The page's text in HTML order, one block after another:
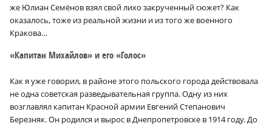
же Юлиан Семёнов взял свой лихо закрученный сюжет? Как
оказалось, тоже из реальной жизни и из того же военного
Кракова…
«Капитан Михайлов» и его «Голос»
Как я уже говорил, в районе этого польского города действовала
не одна советская разведывательная группа. Одну из них
возглавлял капитан Красной армии Евгений Степанович
Березняк. Он родился и вырос в Днепропетровске в 1914 году. До